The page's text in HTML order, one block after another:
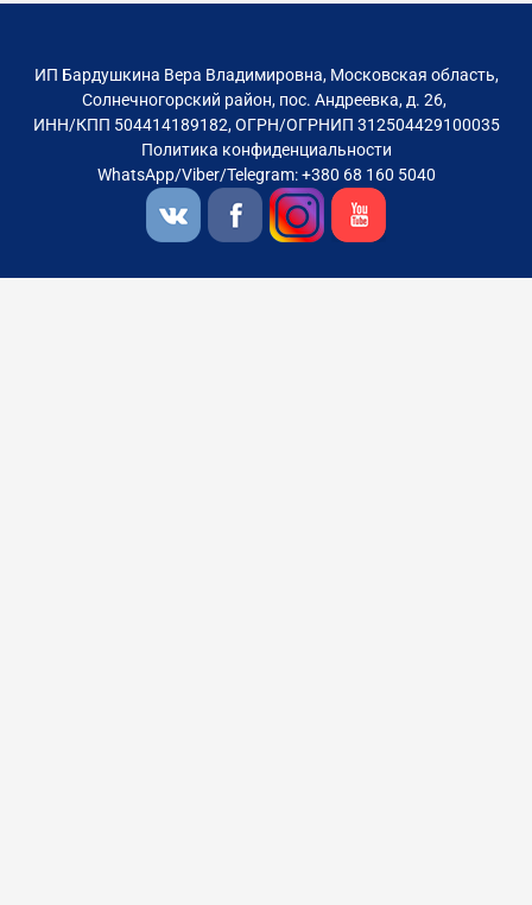
ИП Бардушкина Вера Владимировна, Московская область,
Солнечногорский район, пос. Андреевка, д. 26,
ИНН/КПП 504414189182, ОГРН/ОГРНИП 312504429100035
Политика конфиденциальности
WhatsApp/Viber/Telegram: +380 68 160 5040